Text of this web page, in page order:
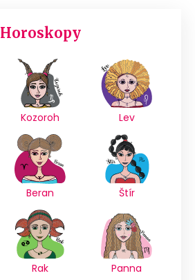
Horoskopy
Kozoroh Lev
Beran Štír
Rak Panna